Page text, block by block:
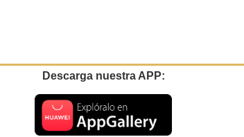
Descarga nuestra APP: